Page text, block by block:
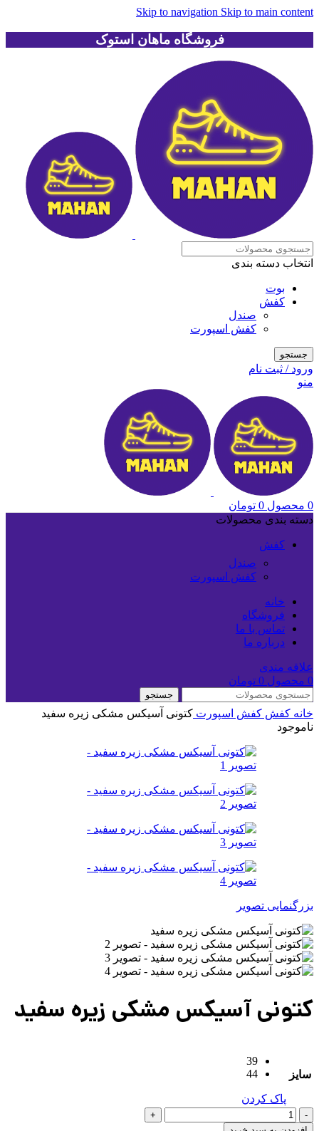
Skip to navigation Skip to main content
فروشگاه ماهان استوک
انتخاب دسته بندی
بوت
کفش
صندل
کفش اسپورت
جستجو
ورود / ثبت نام
منو
0 محصول 0 تومان
دسته بندی محصولات
کفش
صندل
کفش اسپورت
خانه
فروشگاه
تماس با ما
درباره ما
علاقه مندی
0 محصول 0 تومان
جستجو
خانه کفش کفش اسپورت کتونی آسیکس مشکی زیره سفید
ناموجود
بزرگنمایی تصویر
کتونی آسیکس مشکی زیره سفید
سایز
39
44
پاک کردن
کتونی
آسیکس